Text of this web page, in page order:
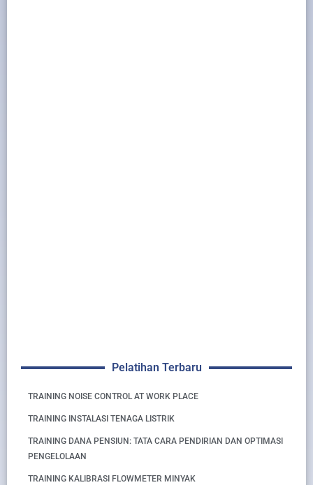
Pelatihan Terbaru
TRAINING NOISE CONTROL AT WORK PLACE
TRAINING INSTALASI TENAGA LISTRIK
TRAINING DANA PENSIUN: TATA CARA PENDIRIAN DAN OPTIMASI
PENGELOLAAN
TRAINING KALIBRASI FLOWMETER MINYAK